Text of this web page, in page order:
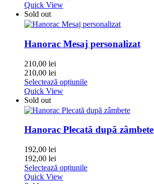
Quick View
Sold out
Hanorac Mesaj personalizat
210,00 lei
210,00 lei
Selectează opțiunile
Quick View
Sold out
Hanorac Plecată după zâmbete
192,00 lei
192,00 lei
Selectează opțiunile
Quick View